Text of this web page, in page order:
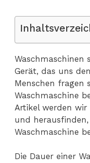
Waschmaschinen
Gerät, das uns
Menschen fragen
Waschmaschine
Artikel werden
und
Waschmaschine
Die Dauer einer